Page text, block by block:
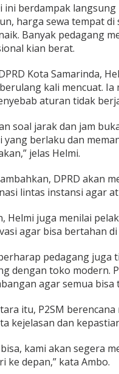
ini berdampak
harga sewa tempat
Banyak pedagang
kian berat.
Kota Samarinda,
kali mencuat.
aturan tidak
soal jarak dan jam
yang berlaku dan
jelas Helmi.
DPRD akan
lintas instansi agar
Helmi juga menilai
agar bisa bertahan
pedagang juga
dengan toko modern.
agar semua bisa
itu, P2SM
kejelasan dan
bisa, kami akan segera
ke depan,” kata Ambo.